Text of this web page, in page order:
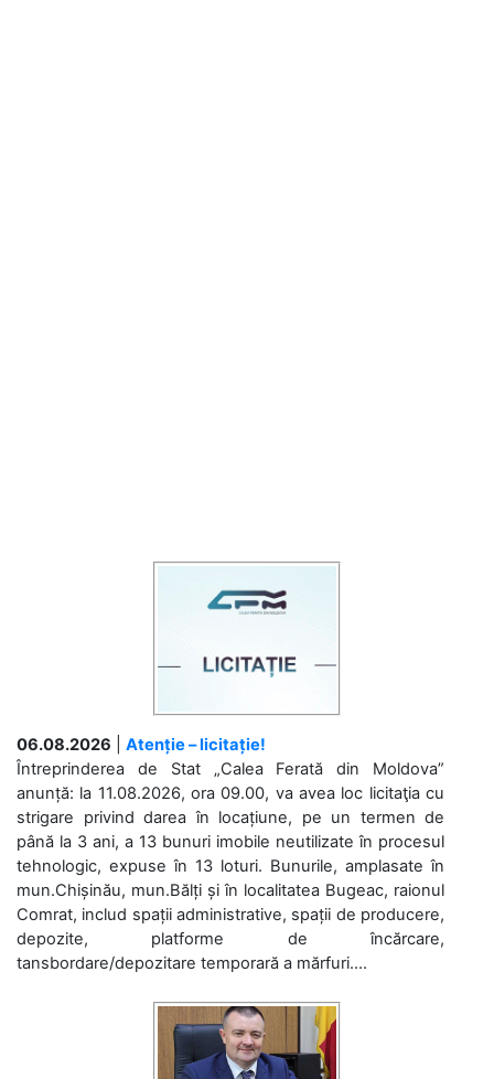
06.08.2026
Atenție – licitație!
Întreprinderea de Stat „Calea Ferată din Moldova”
anunță: la 11.08.2026, ora 09.00, va avea loc licitaţia cu
strigare privind darea în locațiune, pe un termen de
până la 3 ani, a 13 bunuri imobile neutilizate în procesul
tehnologic, expuse în 13 loturi. Bunurile, amplasate în
mun.Chișinău, mun.Bălți și în localitatea Bugeac, raionul
Comrat, includ spații administrative, spații de producere,
depozite, platforme de încărcare,
tansbordare/depozitare temporară a mărfuri....